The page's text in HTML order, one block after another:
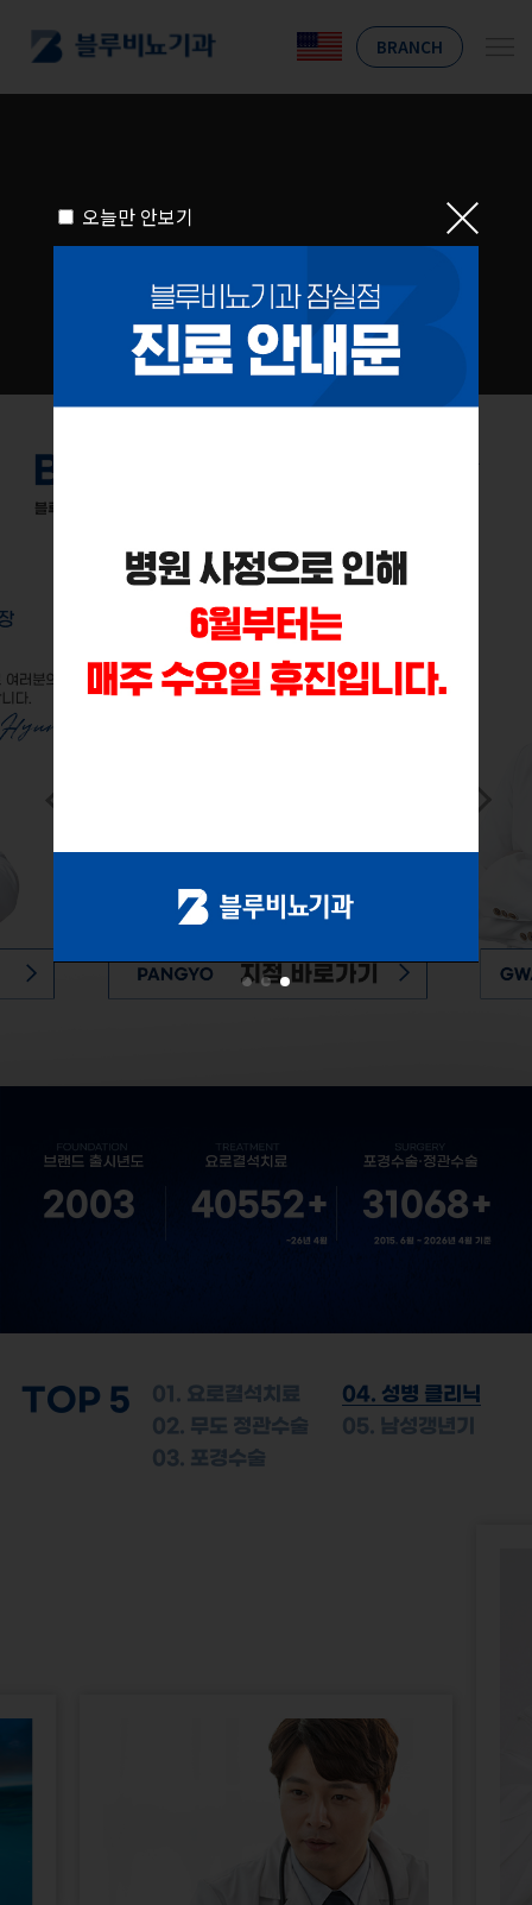
BRANCH
2003 40552+
~26년 4월
31068+
2015. 6월 ~ 2026년 4월 기준
TOP 5
01. 요로결석치료
02. 무도 정관수술
03. 포경수술
04. 성병 클리닉
05. 남성갱년기
오늘만 안보기